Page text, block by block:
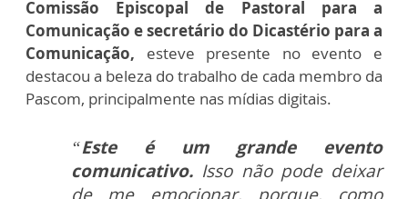
Comissão Episcopal de Pastoral para a
Comunicação e secretário do Dicastério para a
Comunicação, esteve presente no evento e
destacou a beleza do trabalho de cada membro da
Pascom, principalmente nas mídias digitais.
“Este é um grande evento
comunicativo. Isso não pode deixar